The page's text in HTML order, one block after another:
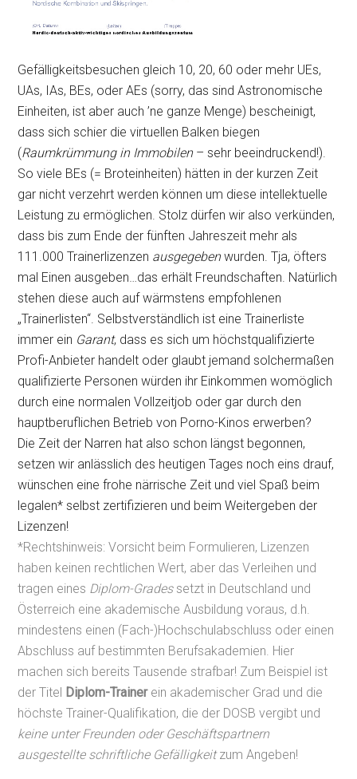
Gefälligkeitsbesuchen gleich 10, 20, 60 oder mehr UEs,
UAs, IAs, BEs, oder AEs (sorry, das sind Astronomische
Einheiten, ist aber auch ’ne ganze Menge) bescheinigt,
dass sich schier die virtuellen Balken biegen
(Raumkrümmung in Immobilen– sehr beeindruckend!).
So viele BEs (= Broteinheiten) hätten in der kurzen Zeit
gar nicht verzehrt werden können um diese intellektuelle
Leistung zu ermöglichen. Stolz dürfen wir also verkünden,
dass bis zum Ende der fünften Jahreszeit mehr als
111.000 Trainerlizenzen ausgegebenwurden. Tja, öfters
mal Einen ausgeben…das erhält Freundschaften. Natürlich
stehen diese auch auf wärmstens empfohlenen
„Trainerlisten“. Selbstverständlich ist eine Trainerliste
immer ein Garant, dass es sich um höchstqualifizierte
Profi-Anbieter handelt oder glaubt jemand solchermaßen
qualifizierte Personen würden ihr Einkommen womöglich
durch eine normalen Vollzeitjob oder gar durch den
hauptberuflichen Betrieb von Porno-Kinos erwerben?
Die Zeit der Narren hat also schon längst begonnen,
setzen wir anlässlich des heutigen Tages noch eins drauf,
wünschen eine frohe närrische Zeit und viel Spaß beim
legalen* selbst zertifizieren und beim Weitergeben der
Lizenzen!
*Rechtshinweis: Vorsicht beim Formulieren, Lizenzen
haben keinen rechtlichen Wert, aber das Verleihen und
tragen eines Diplom-Gradessetzt in Deutschland und
Österreich eine akademische Ausbildung voraus, d.h.
mindestens einen (Fach-)Hochschulabschluss oder einen
Abschluss auf bestimmten Berufsakademien. Hier
machen sich bereits Tausende strafbar! Zum Beispiel ist
der Titel Diplom-Trainerein akademischer Grad und die
höchste Trainer-Qualifikation, die der DOSB vergibt und
keine unter Freunden oder Geschäftspartnern
ausgestellte schriftliche Gefälligkeitzum Angeben!